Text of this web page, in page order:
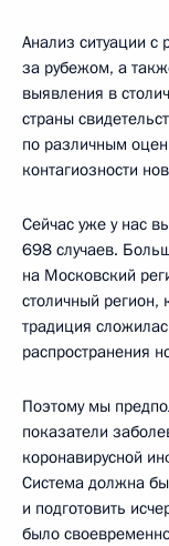
Анализ ситуации с
за рубежом, а
выявления в
страны
по различным
контагиозности
Сейчас уже у нас
698 случаев.
на Московский
столичный
традиция
распространения
Поэтому мы
показатели
коронавирусной
Система должна
и подготовить
было